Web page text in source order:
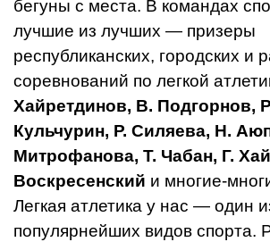
бегуны с места. В командах
лучшие из лучших — призеры
республиканских, городских и
соревнований по легкой
Хайретдинов, В. Подгорнов,
Кульчурин, Р. Силяева, Н.
Митрофанова, Т. Чабан, Г.
Воскресенский и многие-
Легкая атлетика у нас — один
популярнейших видов спорта.